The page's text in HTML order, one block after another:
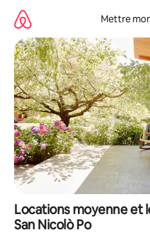
directement
contenu
Mettre
Locations moyenne et
San Nicolò Po